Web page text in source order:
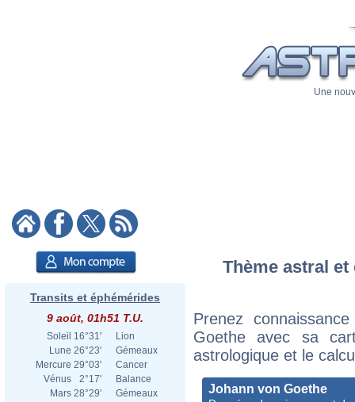
Une
Transits et éphémérides
9 août, 01h51 T.U.
Soleil 16°31'
Lion
Lune 26°23'
Gémeaux
Mercure 29°03'
Cancer
Vénus
2°17'
Balance
Mars 28°29'
Gémeaux
Thème astral
Prenez
Goethe avec sa
astrologique et le
Johann von Goethe